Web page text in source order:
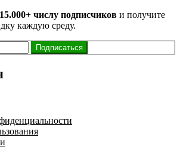
15.000+ числу подписчиков и получите
каждую среду.